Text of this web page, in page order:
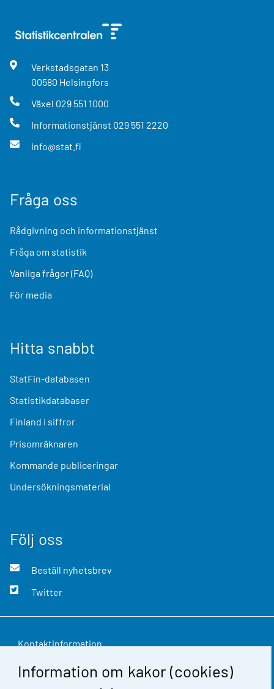
Information om kakor (cookies)
Verkstadsgatan 13
00580 Helsingfors
Växel 029 551 1000
Informationstjänst 029 551 2220
info@stat.fi
Fråga oss
Rådgivning och informationstjänst
Fråga om statistik
Vanliga frågor (FAQ)
För media
Hitta snabbt
StatFin-databasen
Statistikdatabaser
Finland i siffror
Prisomräknaren
Kommande publiceringar
Undersökningsmaterial
Följ oss
Beställ nyhetsbrev
Twitter
Kontaktinformation
Respons